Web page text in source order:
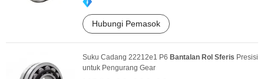
Hubungi Pemasok
Suku Cadang 22212e1 P6 Bantalan Rol Sferis Presisi
untuk Pengurang Gear